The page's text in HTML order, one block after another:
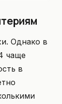
Однако в
чаще
в